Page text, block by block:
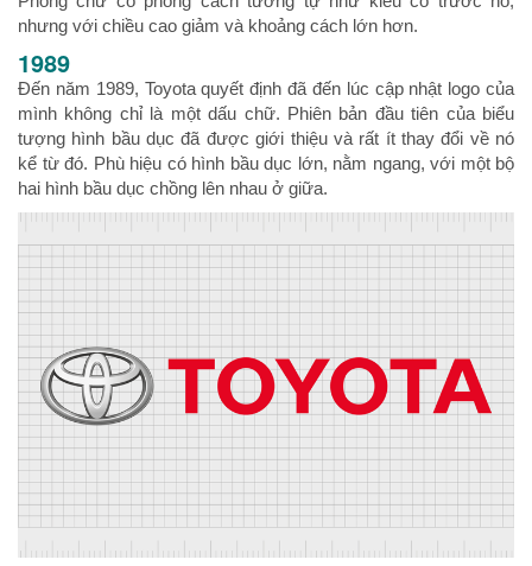
nhưng với chiều cao giảm và khoảng cách lớn hơn.
1989
Đến năm 1989, Toyota quyết định đã đến lúc cập nhật logo của
mình không chỉ là một dấu chữ. Phiên bản đầu tiên của biểu
tượng hình bầu dục đã được giới thiệu và rất ít thay đổi về nó
kể từ đó. Phù hiệu có hình bầu dục lớn, nằm ngang, với một bộ
hai hình bầu dục chồng lên nhau ở giữa.